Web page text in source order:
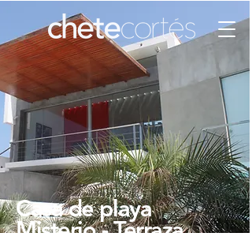
Casa de playa
Misterio - Terraza